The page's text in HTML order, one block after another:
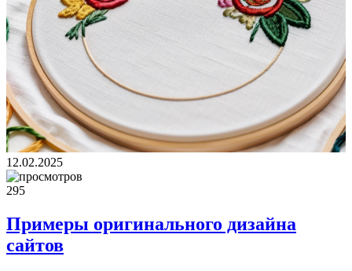
12.02.2025
295
Примеры оригинального дизайна
сайтов